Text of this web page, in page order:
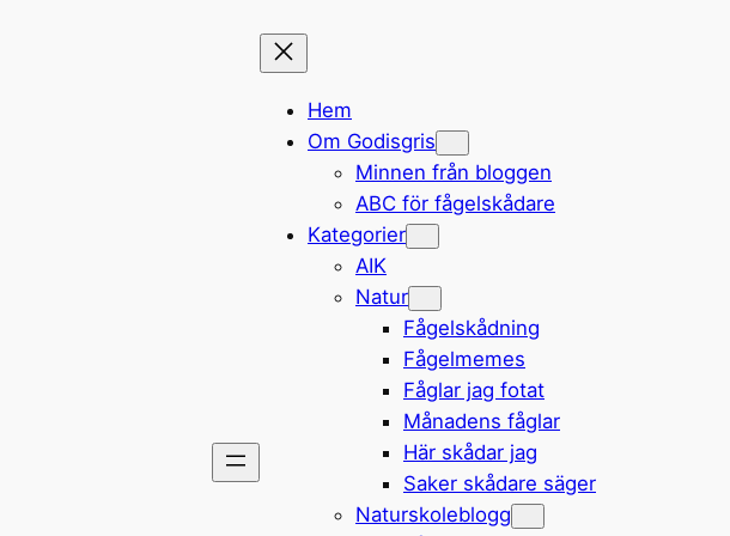
Hem
Om Godisgris
Minnen från bloggen
ABC för fågelskådare
Kategorier
AIK
Natur
Fågelskådning
Fågelmemes
Fåglar jag fotat
Månadens fåglar
Här skådar jag
Saker skådare säger
Naturskoleblogg